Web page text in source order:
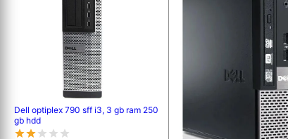
Dell optiplex 790 sff i3, 3 gb ram 250
gb hdd